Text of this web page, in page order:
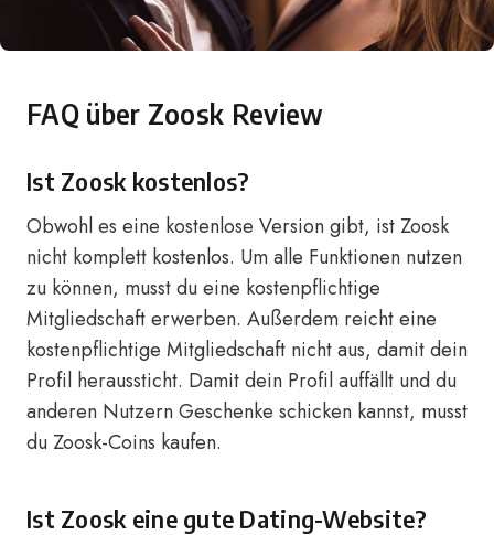
FAQ über Zoosk Review
Ist Zoosk kostenlos?
Obwohl es eine kostenlose Version gibt, ist Zoosk
nicht komplett kostenlos. Um alle Funktionen nutzen
zu können, musst du eine kostenpflichtige
Mitgliedschaft erwerben. Außerdem reicht eine
kostenpflichtige Mitgliedschaft nicht aus, damit dein
Profil heraussticht. Damit dein Profil auffällt und du
anderen Nutzern Geschenke schicken kannst, musst
du Zoosk-Coins kaufen.
Ist Zoosk eine gute Dating-Website?